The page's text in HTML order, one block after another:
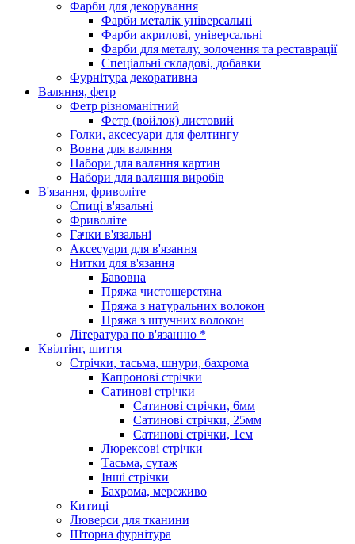
Фарби для декорування
Фарби металік універсальні
Фарби акрилові, універсальні
Фарби для металу, золочення та реставрації
Спеціальні складові, добавки
Фурнітура декоративна
Валяння, фетр
Фетр різноманітний
Фетр (войлок) листовий
Голки, аксесуари для фелтингу
Вовна для валяння
Набори для валяння картин
Набори для валяння виробів
В'язання, фриволіте
Спиці в'язальні
Фриволіте
Гачки в'язальні
Аксесуари для в'язання
Нитки для в'язання
Бавовна
Пряжа чистошерстяна
Пряжа з натуральних волокон
Пряжа з штучних волокон
Література по в'язанню *
Квілтінг, шиття
Стрічки, тасьма, шнури, бахрома
Капронові стрічки
Сатинові стрічки
Сатинові стрічки, 6мм
Сатинові стрічки, 25мм
Сатинові стрічки, 1см
Люрексові стрічки
Тасьма, сутаж
Інші стрічки
Бахрома, мереживо
Китиці
Люверси для тканини
Шторна фурнітура